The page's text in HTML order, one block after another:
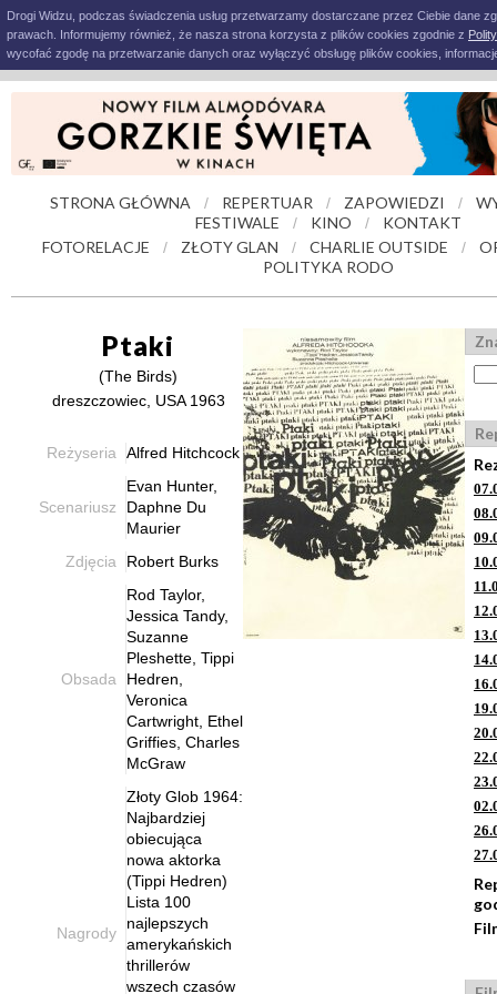
Drogi Widzu, podczas świadczenia usług przetwarzamy dostarczane przez Ciebie dane
prawach. Informujemy również, że nasza strona korzysta z plików cookies zgodnie z
wycofać zgodę na przetwarzanie danych oraz wyłączyć obsługę plików cookies,
STRONA GŁÓWNA / REPERTUAR / ZAPOWIEDZI /
FESTIWALE
/ KINO /
KONTAKT
FOTORELACJE
/ ZŁOTY GLAN / CHARLIE OUTSIDE /
POLITYKA RODO
Ptaki
(The Birds)
dreszczowiec, USA 1963
Reżyseria Alfred Hitchcock
Scenariusz
Evan Hunter,
Daphne Du
Maurier
Zdjęcia
Robert Burks
Obsada
Rod Taylor,
Jessica Tandy,
Suzanne
Pleshette, Tippi
Hedren,
Veronica
Cartwright, Ethel
Griffies, Charles
McGraw
Nagrody
Złoty Glob 1964:
Najbardziej
obiecująca
nowa aktorka
(Tippi Hedren)
Lista 100
najlepszych
amerykańskich
thrillerów
wszech czasów